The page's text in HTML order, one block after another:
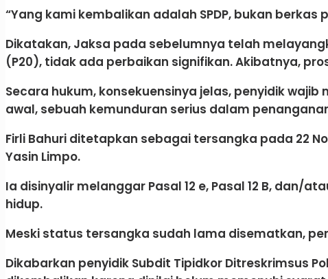
“Yang kami kembalikan adalah SPDP, bukan
Dikatakan, Jaksa pada sebelumnya telah
(P20), tidak ada perbaikan signifikan. Akibatnya,
Secara hukum, konsekuensinya jelas, penyidik
awal, sebuah kemunduran serius dalam
Firli Bahuri ditetapkan sebagai tersangka pada 22
Yasin Limpo.
Ia disinyalir melanggar Pasal 12 e, Pasal 12 B, dan/
hidup.
Meski status tersangka sudah lama disematkan,
Dikabarkan penyidik Subdit Tipidkor Ditreskrimsus